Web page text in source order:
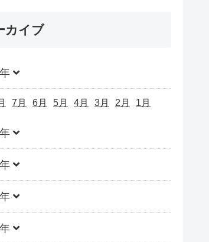
カイブ
7月 6月 5月 4月 3月 2月 1月